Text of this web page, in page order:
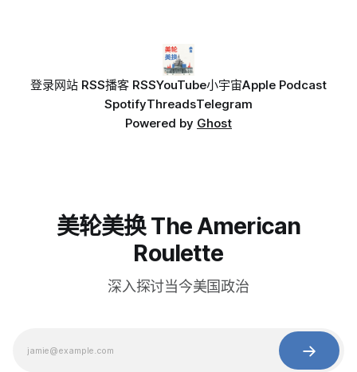
登录网站 RSS播客 RSSYouTube小宇宙Apple Podcast
SpotifyThreadsTelegram
Powered by Ghost
美轮美换 The American
Roulette
深入探讨当今美国政治